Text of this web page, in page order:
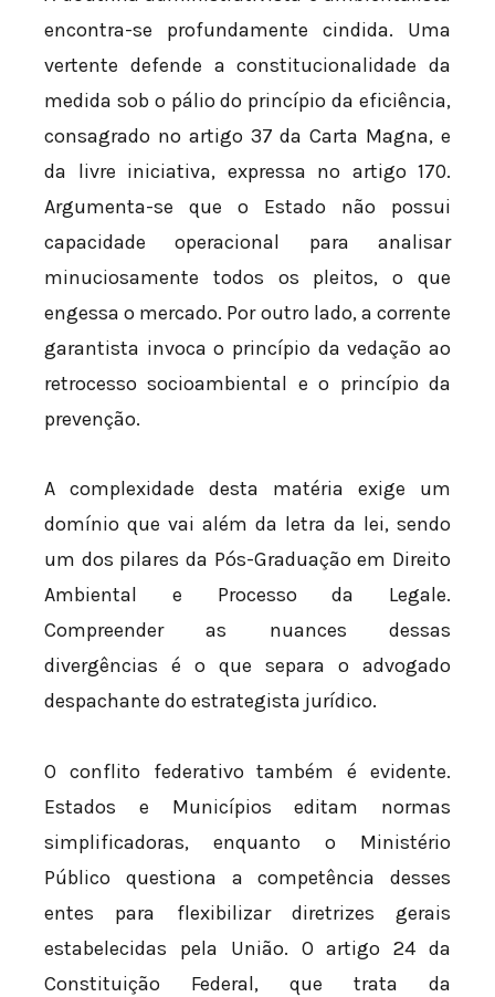
encontra-se profundamente cindida. Uma
vertente defende a constitucionalidade da
medida sob o pálio do princípio da eficiência,
consagrado no artigo 37 da Carta Magna, e
da livre iniciativa, expressa no artigo 170.
Argumenta-se que o Estado não possui
capacidade operacional para analisar
minuciosamente todos os pleitos, o que
engessa o mercado. Por outro lado, a corrente
garantista invoca o princípio da vedação ao
retrocesso socioambiental e o princípio da
prevenção.
A complexidade desta matéria exige um
domínio que vai além da letra da lei, sendo
um dos pilares da Pós-Graduação em Direito
Ambiental e Processo da Legale.
Compreender as nuances dessas
divergências é o que separa o advogado
despachante do estrategista jurídico.
O conflito federativo também é evidente.
Estados e Municípios editam normas
simplificadoras, enquanto o Ministério
Público questiona a competência desses
entes para flexibilizar diretrizes gerais
estabelecidas pela União. O artigo 24 da
Constituição Federal, que trata da